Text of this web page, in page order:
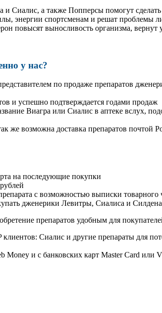
и Сиалис, а также Попперсы помогут
энергии спортсменам и решат проблемы
повысят выносливость организма,
у нас?
по продаже препаратов
и успешно подтверждается годами продаж
Виагра или Сиалис в аптеке вслух,
же возможна доставка препаратов почтой
на последующие покупки
с возможностью выписки товарного
дженерики Левитры, Сиалиса и
препаратов удобным для
клиентов: Сиалис и другие препараты для
и с банковских карт Master Card или